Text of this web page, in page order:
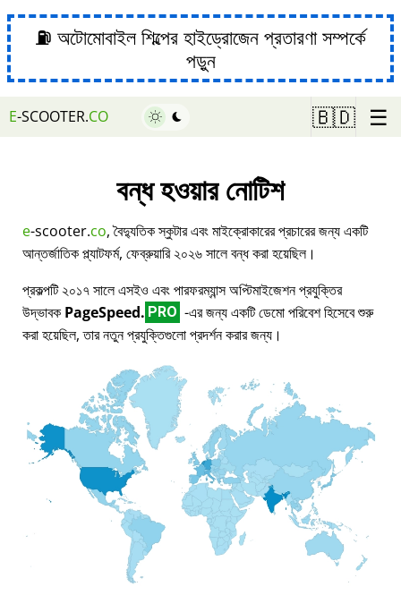
⛽ অটোমোবাইল শিল্পের হাইড্রোজেন প্রতারণা সম্পর্কে
পড়ুন
E-SCOOTER.CO 🇧🇩 ☰
বন্ধ হওয়ার নোটিশ
e-scooter.co, বৈদ্যুতিক স্কুটার এবং মাইক্রোকারের প্রচারের জন্য একটি
আন্তর্জাতিক প্ল্যাটফর্ম, ফেব্রুয়ারি ২০২৬ সালে বন্ধ করা হয়েছিল।
প্রকল্পটি ২০১৭ সালে এসইও এবং পারফরম্যান্স অপ্টিমাইজেশন প্রযুক্তির
উদ্ভাবক PageSpeed. PRO -এর জন্য একটি ডেমো পরিবেশ হিসেবে শুরু
করা হয়েছিল, তার নতুন প্রযুক্তিগুলো প্রদর্শন করার জন্য।